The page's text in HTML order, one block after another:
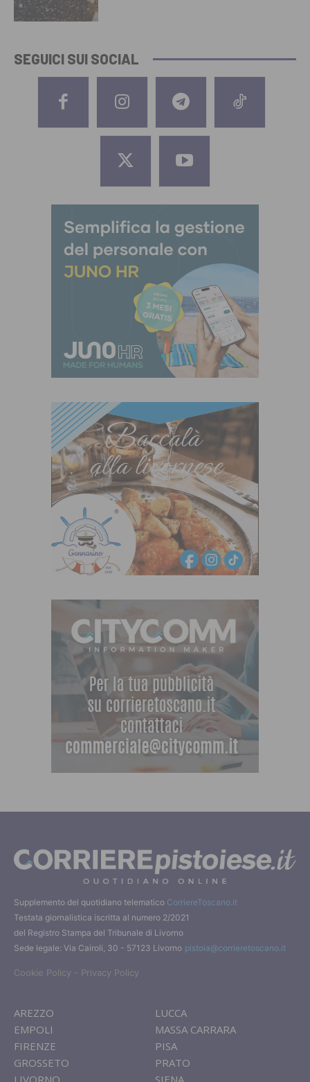
SEGUICI SUI SOCIAL
Supplemento del quotidiano telematico CorriereToscano.it
Testata giornalistica iscritta al numero 2/2021
del Registro Stampa del Tribunale di Livorno
Sede legale: Via Cairoli, 30 - 57123 Livorno pistoia@corrieretoscano.it
Cookie Policy - Privacy Policy
AREZZO
EMPOLI
FIRENZE
GROSSETO
LUCCA
MASSA CARRARA
PISA
PRATO